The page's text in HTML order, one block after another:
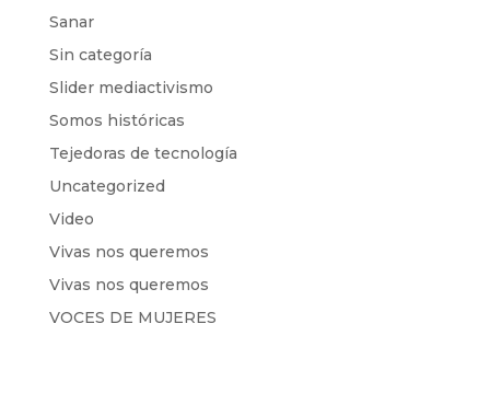
Sanar
Sin categoría
Slider mediactivismo
Somos históricas
Tejedoras de tecnología
Uncategorized
Video
Vivas nos queremos
Vivas nos queremos
VOCES DE MUJERES